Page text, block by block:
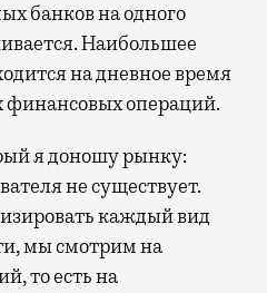
банков на одного
Наибольшее
на дневное время
финансовых операций.
я доношу рынку:
не существует.
каждый вид
мы смотрим на
то есть на